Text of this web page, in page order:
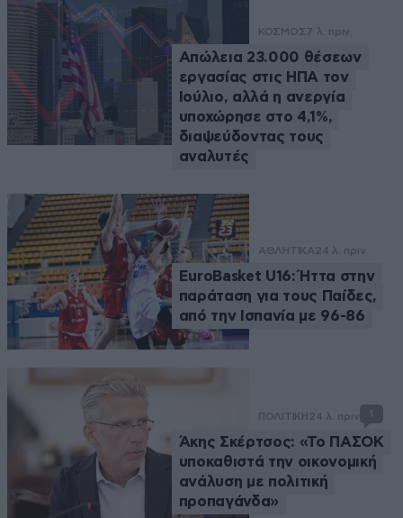
ΚΟΣΜΟΣ7 λ. πριν
Απώλεια 23.000 θέσεων
εργασίας στις ΗΠΑ τον
Ιούλιο, αλλά η ανεργία
υποχώρησε στο 4,1%,
διαψεύδοντας τους
αναλυτές
ΑΘΛΗΤΙΚΑ24 λ. πριν
EuroBasket U16: Ήττα στην
παράταση για τους Παίδες,
από την Ισπανία με 96-86
ΠΟΛΙΤΙΚΗ 24 λ. πριν 1
Άκης Σκέρτσος: «Το ΠΑΣΟΚ
υποκαθιστά την οικονομική
ανάλυση με πολιτική
προπαγάνδα»